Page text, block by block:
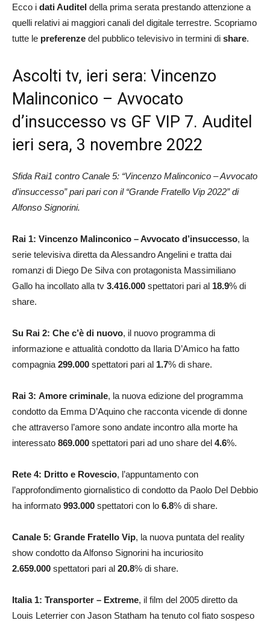
Ecco i dati Auditel della prima serata prestando attenzione a
quelli relativi ai maggiori canali del digitale terrestre. Scopriamo
tutte le preferenze del pubblico televisivo in termini di share.
Ascolti tv, ieri sera: Vincenzo
Malinconico – Avvocato
d’insuccesso vs GF VIP 7. Auditel
ieri sera, 3 novembre 2022
Sfida Rai1 contro Canale 5: “Vincenzo Malinconico – Avvocato
d’insuccesso” pari pari con il “Grande Fratello Vip 2022” di
Alfonso Signorini.
Rai 1: Vincenzo Malinconico – Avvocato d’insuccesso, la
serie televisiva diretta da Alessandro Angelini e tratta dai
romanzi di Diego De Silva con protagonista Massimiliano
Gallo ha incollato alla tv 3.416.000 spettatori pari al 18.9% di
share.
Su Rai 2: Che c’è di nuovo, il nuovo programma di
informazione e attualità condotto da Ilaria D’Amico ha fatto
compagnia 299.000 spettatori pari al 1.7% di share.
Rai 3: Amore criminale, la nuova edizione del programma
condotto da Emma D’Aquino che racconta vicende di donne
che attraverso l’amore sono andate incontro alla morte ha
interessato 869.000 spettatori pari ad uno share del 4.6%.
Rete 4: Dritto e Rovescio, l’appuntamento con
l’approfondimento giornalistico di condotto da Paolo Del Debbio
ha informato 993.000 spettatori con lo 6.8% di share.
Canale 5: Grande Fratello Vip, la nuova puntata del reality
show condotto da Alfonso Signorini ha incuriosito
2.659.000 spettatori pari al 20.8% di share.
Italia 1: Transporter – Extreme, il film del 2005 diretto da
Louis Leterrier con Jason Statham ha tenuto col fiato sospeso